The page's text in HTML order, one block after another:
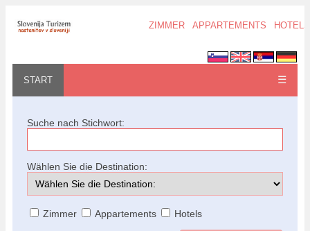
ZIMMER APPARTEMENTS HOTELS
START ☰
Suche nach Stichwort:
Wählen Sie die Destination:
Zimmer Appartements Hotels